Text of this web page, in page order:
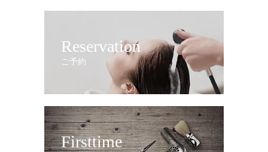
Reservation
ご予約
Firsttime